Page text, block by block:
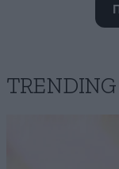
[...] κενονία θα
TRENDING